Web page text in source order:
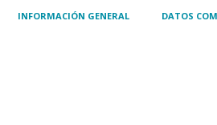
INFORMACIÓN GENERAL DATOS